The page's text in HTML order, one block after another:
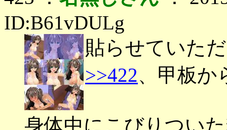
ID:B61vDULg
貼らせていた
>>422、甲板か
身体中にこびりつい